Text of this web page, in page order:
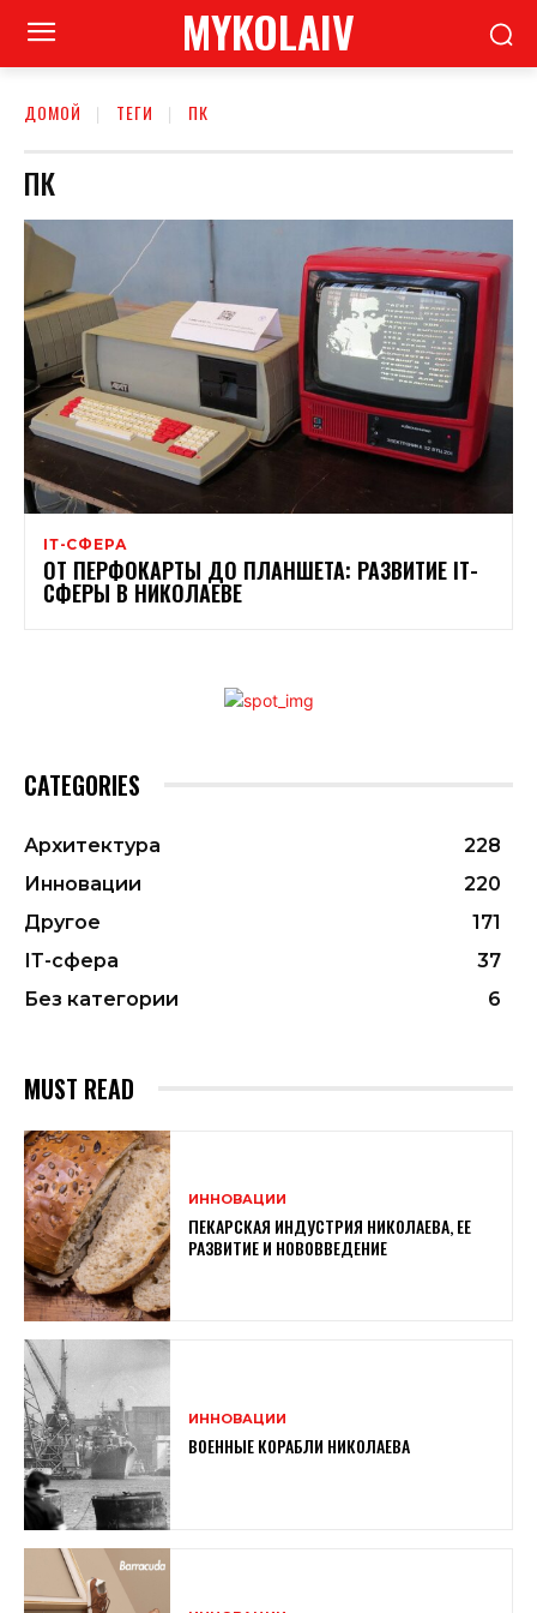
MYKOLAIV
ДОМОЙ ТЕГИ ПК
ПК
ІТ-СФЕРА
ОТ ПЕРФОКАРТЫ ДО ПЛАНШЕТА: РАЗВИТИЕ ІТ-
СФЕРЫ В НИКОЛАЕВЕ
CATEGORIES
Архитектура
228
Инновации
220
Другое
171
ІТ-сфера
37
Без категории
6
MUST READ
ИННОВАЦИИ
ПЕКАРСКАЯ ИНДУСТРИЯ НИКОЛАЕВА, ЕЕ
РАЗВИТИЕ И НОВОВВЕДЕНИЕ
ИННОВАЦИИ
ВОЕННЫЕ КОРАБЛИ НИКОЛАЕВА